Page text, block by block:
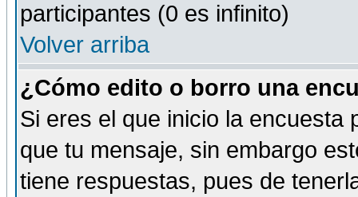
participantes (0 es infinito)
Volver arriba
¿Cómo edito o borro una
Si eres el que inicio la encuesta
que tu mensaje, sin embargo
tiene respuestas, pues de